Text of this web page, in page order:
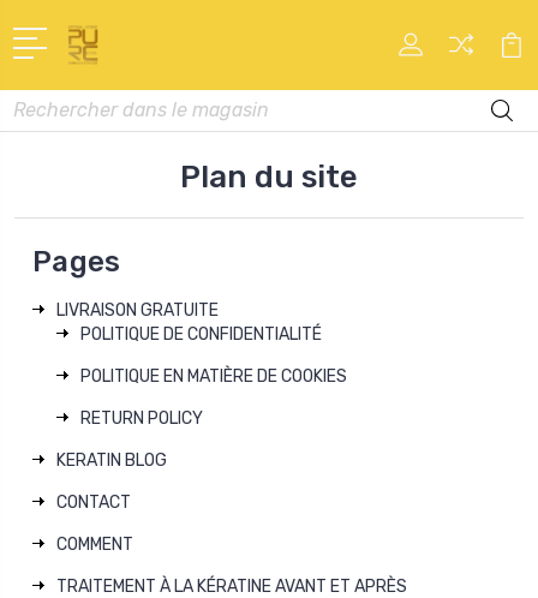
Recherche
Plan du site
Pages
LIVRAISON GRATUITE
POLITIQUE DE CONFIDENTIALITÉ
POLITIQUE EN MATIÈRE DE COOKIES
RETURN POLICY
KERATIN BLOG
CONTACT
COMMENT
TRAITEMENT À LA KÉRATINE AVANT ET APRÈS